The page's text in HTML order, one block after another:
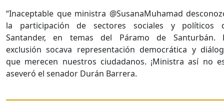
“Inaceptable que ministra @SusanaMuhamad
la participación de sectores sociales y políticos
Santander, en temas del Páramo de Santurbán.
exclusión socava representación democrática y
que merecen nuestros ciudadanos. ¡Ministra así no
aseveró el senador Durán Barrera.